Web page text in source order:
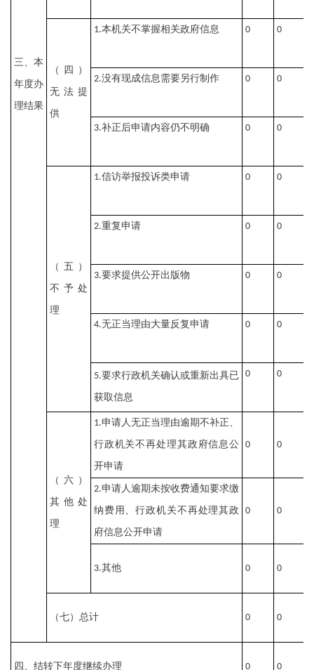
三、本
年度办
理结果
（四）
无法提
供
1.本机关不掌握相关政府信息 0 0
2.没有现成信息需要另行制作 0 0
3.补正后申请内容仍不明确 0 0
（五）
不予处
理
1.信访举报投诉类申请 0 0
2.重复申请 0 0
3.要求提供公开出版物 0 0
4.无正当理由大量反复申请 0 0
5.要求行政机关确认或重新出具已
获取信息
0 0
（六）
其他处
理
1.申请人无正当理由逾期不补正、
行政机关不再处理其政府信息公
开申请
0 0
2.申请人逾期未按收费通知要求缴
纳费用、行政机关不再处理其政
府信息公开申请
0 0
3.其他 0 0
（七）总计 0 0
四、结转下年度继续办理 0 0